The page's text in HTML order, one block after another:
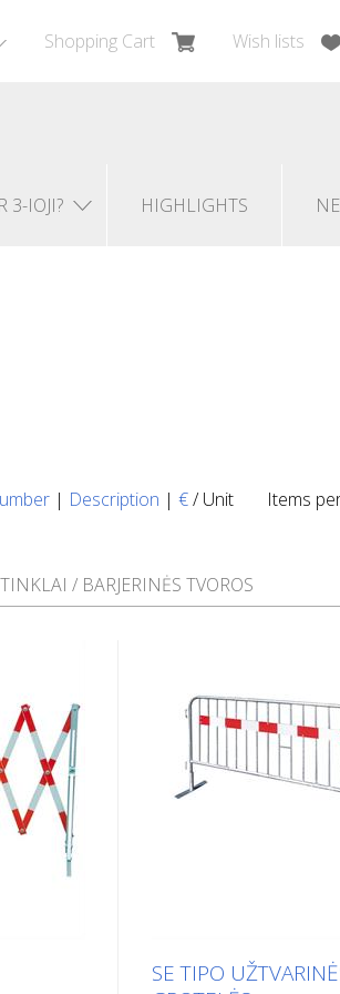
Shopping Cart Wish lists
3-IOJI? HIGHLIGHTS
Items
| Description | €/ Unit
/ BARJERINĖS TVOROS
SE TIPO